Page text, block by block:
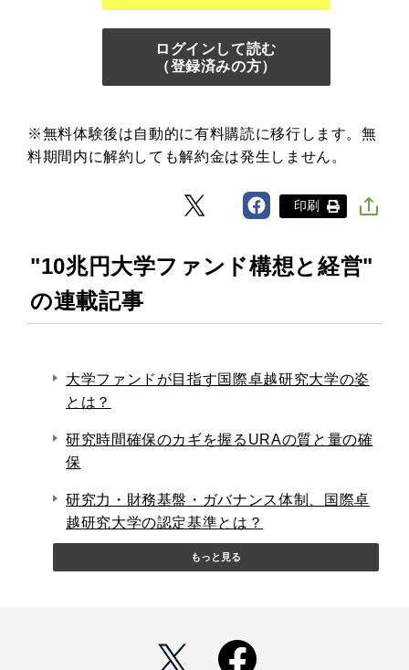
ログインして読む
（登録済みの方）
※無料体験後は自動的に有料購読に移行します。無
料期間内に解約しても解約金は発生しません。
印刷
"10兆円大学ファンド構想と経営"
の連載記事
大学ファンドが目指す国際卓越研究大学の姿
とは？
研究時間確保のカギを握るURAの質と量の確
保
研究力・財務基盤・ガバナンス体制、国際卓
越研究大学の認定基準とは？
もっと見る